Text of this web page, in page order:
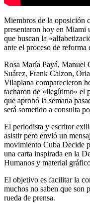
Miembros de la oposición
presentaron hoy en Miami
que buscan la
ante el proceso de
Rosa María Payá, Manuel
Suárez, Frank Calzon,
Vilaplana comparecieron
tacharon de «ilegítimo» el
que aprobó la semana
será sometido a consulta
El periodista y escritor
asistir pero envió un
movimiento Cuba Decide
una carta inspirada en la
Humanos y material
El objetivo es facilitar la
muchos no saben que son
rueda de prensa.